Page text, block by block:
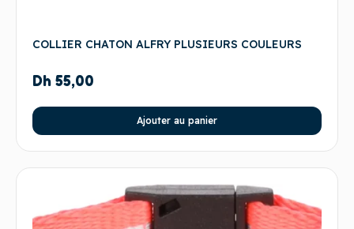
COLLIER CHATON ALFRY PLUSIEURS COULEURS
Dh 55,00
Ajouter au panier